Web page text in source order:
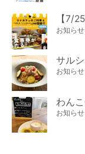
お知らせ
お知らせ
お知らせ